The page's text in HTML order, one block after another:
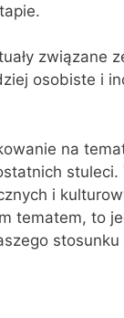
związane
osobiste i
na
i
tematem, to
stosunku